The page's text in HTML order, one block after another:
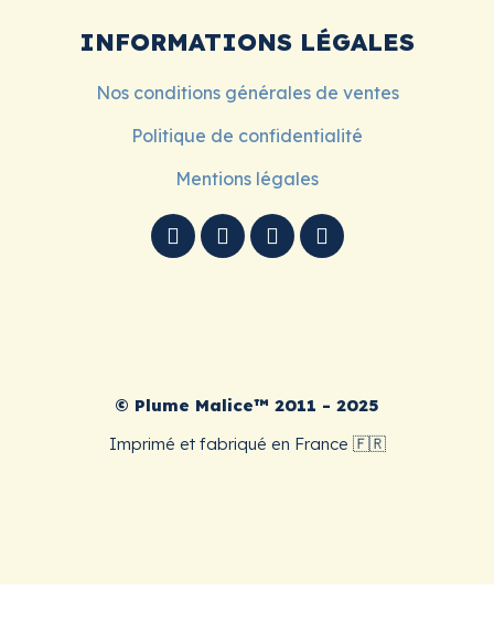
INFORMATIONS LÉGALES
Nos conditions générales de ventes
Politique de confidentialité
Mentions légales
© Plume Malice™ 2011 - 2025
Imprimé et fabriqué en France 🇫🇷